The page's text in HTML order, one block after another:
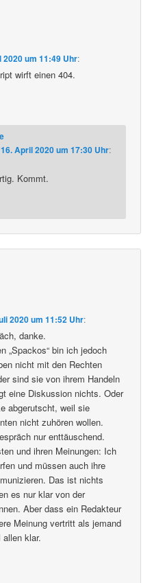
2020 um 11:49 Uhr:
wirft einen 404.
16. April 2020 um 17:30 Uhr:
Kommt.
2020 um 11:52 Uhr:
danke.
„Spackos“ bin ich jedoch
nicht mit den Rechten
sind sie von ihrem Handeln
eine Diskussion nichts. Oder
abgerutscht, weil sie
nicht zuhören wollen.
nur enttäuschend.
und ihren Meinungen: Ich
und müssen auch ihre
Das ist nichts
es nur klar von der
Aber dass ein Redakteur
Meinung vertritt als jemand
klar.